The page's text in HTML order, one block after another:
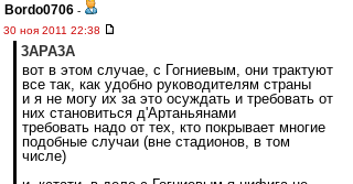
Bordo0706 -
30 ноя 2011 22:38
3APA3A
вот в этом случае, с Гогниевым, они трактуют
все так, как удобно руководителям страны
и я не могу их за это осуждать и требовать от
них становиться д'Артаньянами
требовать надо от тех, кто покрывает многие
подобные случаи (вне стадионов, в том
числе)